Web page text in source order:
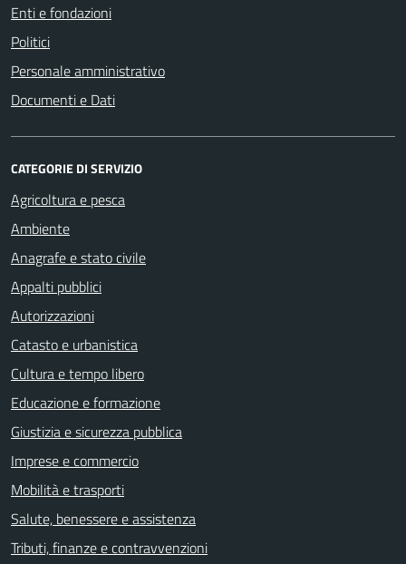
Enti e fondazioni
Politici
Personale amministrativo
Documenti e Dati
CATEGORIE DI SERVIZIO
Agricoltura e pesca
Ambiente
Anagrafe e stato civile
Appalti pubblici
Autorizzazioni
Catasto e urbanistica
Cultura e tempo libero
Educazione e formazione
Giustizia e sicurezza pubblica
Imprese e commercio
Mobilità e trasporti
Salute, benessere e assistenza
Tributi, finanze e contravvenzioni